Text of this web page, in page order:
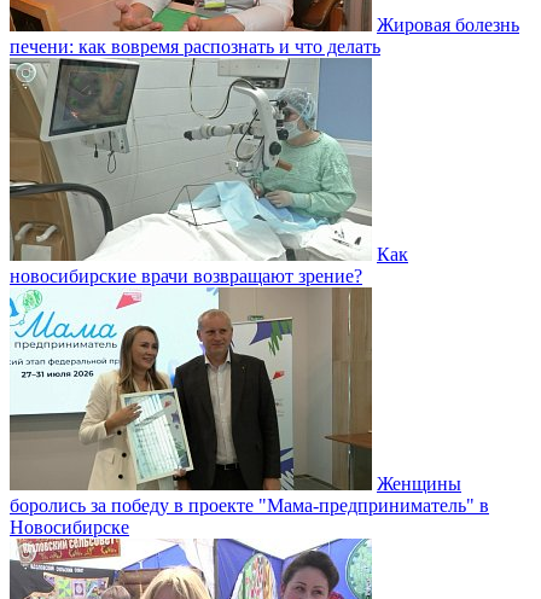
Жировая болезнь
печени: как вовремя распознать и что делать
Как
новосибирские врачи возвращают зрение?
Женщины
боролись за победу в проекте "Мама-предприниматель" в
Новосибирске